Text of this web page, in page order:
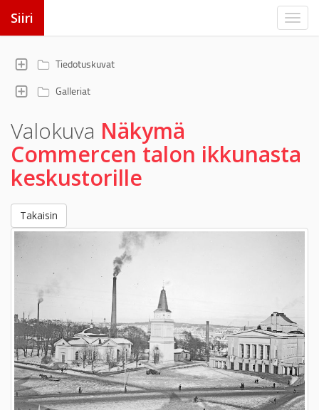
Siiri
Tiedotuskuvat
Galleriat
Valokuva Näkymä
Commercen talon ikkunasta
keskustorille
Takaisin